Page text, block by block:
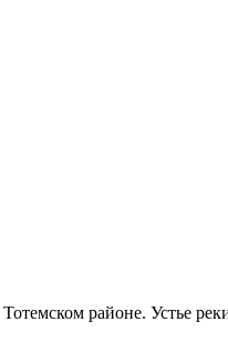
районе. Устье